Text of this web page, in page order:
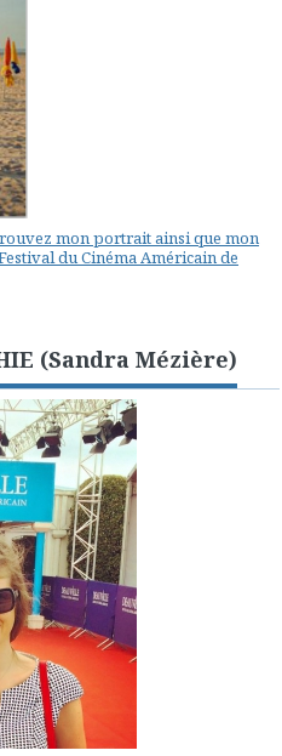
mon portrait ainsi que mon
du Cinéma Américain de
(Sandra Mézière)